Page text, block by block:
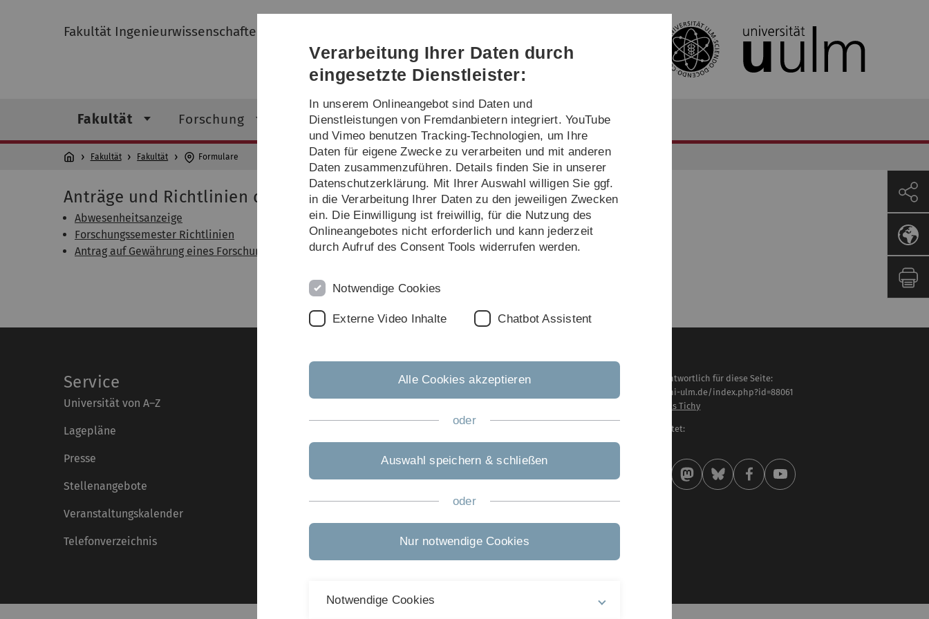
Direkt
Direkt
Direkt
(Sprache,
Drucken,
Social
Direkt
Direkt
Fakultät Ingenieurwissenschaften, Informatik und Psychologie
Fakultät Forschung Studium Institute
Fakultät Fakultät Formulare
Anträge und Richtlinien der Fakultät
Abwesenheitsanzeige
Forschungssemester Richtlinien
Antrag auf Gewährung eines Forschungssemesters
Service
Universität von A–Z
Lagepläne
Presse
Stellenangebote
Veranstaltungskalender
Telefonverzeichnis
Rechtliche Hinweise
Impressum
Barrierefreiheit
Inhaltlich verantwortlich für diese Seite:
https://www.uni-ulm.de/index.php?id=88061
Prof. Dr. Matthias Tichy
Zuletzt bearbeitet:
07 . Juli 2026
Verarbeitung Ihrer Daten durch
eingesetzte Dienstleister:
In unserem Onlineangebot sind Daten und
Dienstleistungen von Fremdanbietern integriert. YouTube
und Vimeo benutzen Tracking-Technologien, um Ihre
Daten für eigene Zwecke zu verarbeiten und mit anderen
Daten zusammenzuführen. Details finden Sie in unserer
Datenschutzerklärung. Mit Ihrer Auswahl willigen Sie ggf.
in die Verarbeitung Ihrer Daten zu den jeweiligen Zwecken
ein. Die Einwilligung ist freiwillig, für die Nutzung des
Onlineangebotes nicht erforderlich und kann jederzeit
durch Aufruf des Consent Tools widerrufen werden.
Notwendige Cookies
Externe Video Inhalte Chatbot Assistent
Alle Cookies akzeptieren
oder
Auswahl speichern & schließen
oder
Nur notwendige Cookies
Notwendige Cookies